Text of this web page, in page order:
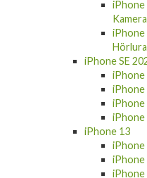
iPhone
iPhone
iPhone SE
iPhone
iPhone
iPhone
iPhone
iPhone 13
iPhone
iPhone
iPhone